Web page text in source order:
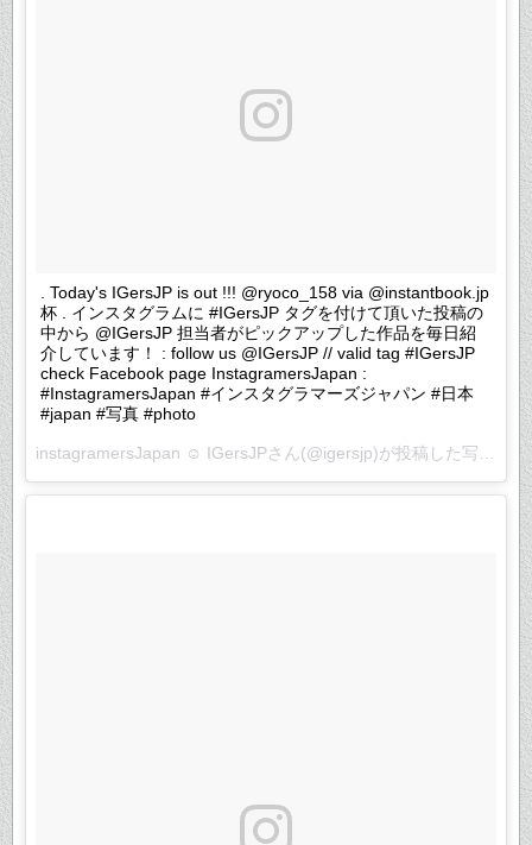
. Today's IGersJP is out !!! @ryoco_158 via @instantbook.jp
杯 . インスタグラムに #IGersJP タグを付けて頂いた投稿の
中から @IGersJP 担当者がピックアップした作品を毎日紹
介しています！ : follow us @IGersJP // valid tag #IGersJP
check Facebook page InstagramersJapan :
#InstagramersJapan #インスタグラマーズジャパン #日本
#japan #写真 #photo